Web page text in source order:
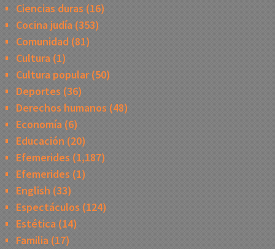
Ciencias duras (16)
Cocina judía(353)
Comunidad(81)
Cultura(1)
Cultura popular(50)
Deportes (36)
Derechos humanos (48)
Economía(6)
Educación (20)
Efemerides (1,187)
Efemerides (1)
English (33)
Espectáculos (124)
Estética(14)
Familia(17)